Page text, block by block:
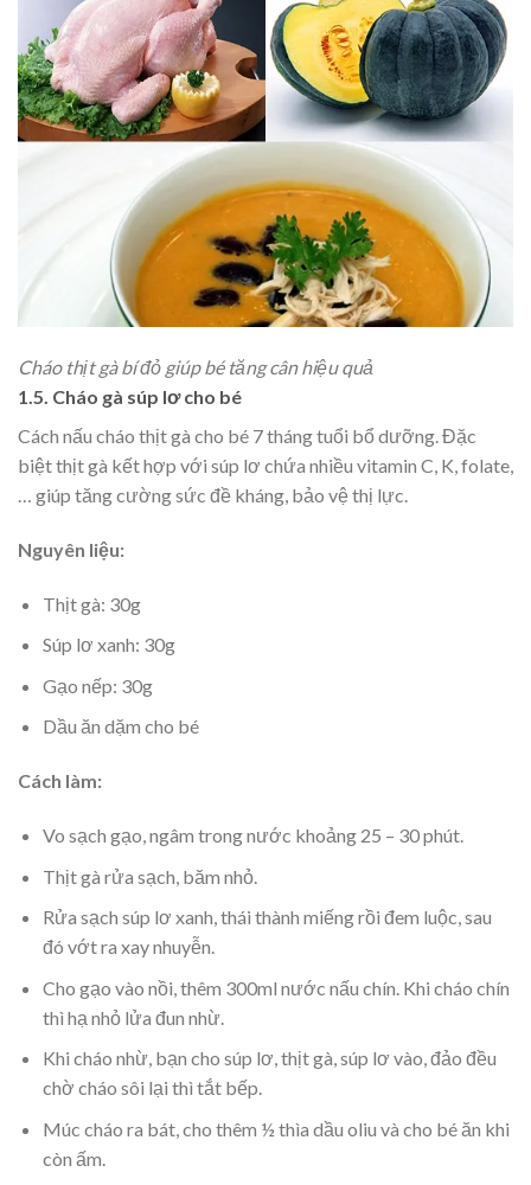
Cháo thịt gà bí đỏ giúp bé tăng cân hiệu quả
1.5. Cháo gà súp lơ cho bé
Cách nấu cháo thịt gà cho bé 7 tháng tuổi bổ dưỡng. Đặc
biệt thịt gà kết hợp với súp lơ chứa nhiều vitamin C, K, folate,
… giúp tăng cường sức đề kháng, bảo vệ thị lực.
Nguyên liệu:
Thịt gà: 30g
Súp lơ xanh: 30g
Gạo nếp: 30g
Dầu ăn dặm cho bé
Cách làm:
Vo sạch gạo, ngâm trong nước khoảng 25 – 30 phút.
Thịt gà rửa sạch, băm nhỏ.
Rửa sạch súp lơ xanh, thái thành miếng rồi đem luộc, sau
đó vớt ra xay nhuyễn.
Cho gạo vào nồi, thêm 300ml nước nấu chín. Khi cháo chín
thì hạ nhỏ lửa đun nhừ.
Khi cháo nhừ, bạn cho súp lơ, thịt gà, súp lơ vào, đảo đều
chờ cháo sôi lại thì tắt bếp.
Múc cháo ra bát, cho thêm ½ thìa dầu oliu và cho bé ăn khi
còn ấm.